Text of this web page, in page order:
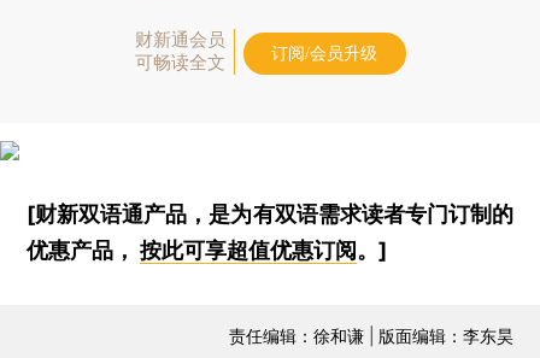
财新通会员
可畅读全文
订阅/会员升级
[财新双语通产品，是为有双语需求读者专门订制的
优惠产品，按此可享超值优惠订阅 。]
责任编辑：徐和谦 | 版面编辑：李东昊